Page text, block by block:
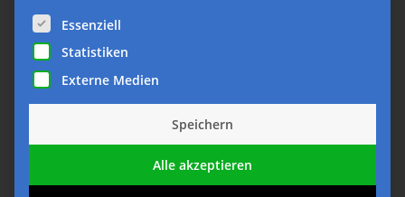
Es folgt eine Liste der Service-Gruppen, für die eine
Essenziell
Statistiken
Externe Medien
Speichern
Alle akzeptieren